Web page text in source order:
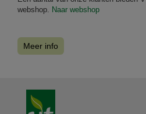
webshop.
Naar webshop
Meer info